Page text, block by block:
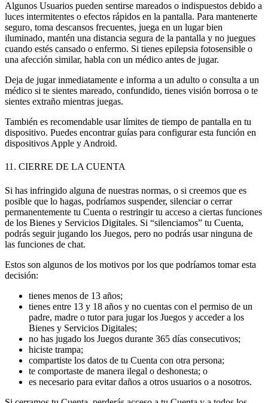
Algunos Usuarios pueden sentirse mareados o indispuestos debido a
luces intermitentes o efectos rápidos en la pantalla. Para mantenerte
seguro, toma descansos frecuentes, juega en un lugar bien
iluminado, mantén una distancia segura de la pantalla y no juegues
cuando estés cansado o enfermo. Si tienes epilepsia fotosensible o
una afección similar, habla con un médico antes de jugar.
Deja de jugar inmediatamente e informa a un adulto o consulta a un
médico si te sientes mareado, confundido, tienes visión borrosa o te
sientes extraño mientras juegas.
También es recomendable usar límites de tiempo de pantalla en tu
dispositivo. Puedes encontrar guías para configurar esta función en
dispositivos Apple y Android.
11. CIERRE DE LA CUENTA
Si has infringido alguna de nuestras normas, o si creemos que es
posible que lo hagas, podríamos suspender, silenciar o cerrar
permanentemente tu Cuenta o restringir tu acceso a ciertas funciones
de los Bienes y Servicios Digitales. Si “silenciamos” tu Cuenta,
podrás seguir jugando los Juegos, pero no podrás usar ninguna de
las funciones de chat.
Estos son algunos de los motivos por los que podríamos tomar esta
decisión:
tienes menos de 13 años;
tienes entre 13 y 18 años y no cuentas con el permiso de un
padre, madre o tutor para jugar los Juegos y acceder a los
Bienes y Servicios Digitales;
no has jugado los Juegos durante 365 días consecutivos;
hiciste trampa;
compartiste los datos de tu Cuenta con otra persona;
te comportaste de manera ilegal o deshonesta; o
es necesario para evitar daños a otros usuarios o a nosotros.